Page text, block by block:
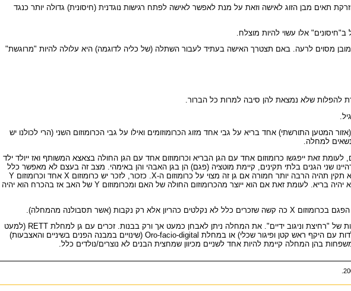
תאים מבן הזוג לאישה וזאת על מנת לאפשר לאישה לפתח רגישות נוגדנית (חיסונית) גדולה יותר כנגד
אלו עשוי להיות מוצלח.
מסוים לרעה. באם תצטרך האישה בעתיד לעבור השתלה (של כליה לדוגמה) היא עלולה להיות "מרוגשת"
להפלות שלא נמצאת להן סיבה למרות כל הברור.
התורשתי) אחד בריא על גבי אחד מזוג הכרומוזומים ואילו על גבי הכרומוזום השני (הרי לכולנו יש
מהמקרים ייפגשו שני הכרומוזומים התקינים בצאצא המשותף ואז ייוולד ילד בריא ולא נשא. בחצי (50%) מהמקרים, לעומת זאת ייפגשו כרומוזום אחד עם הגן הבריא וכרומוזום אחד עם הגן החולה בצאצא המשותף ואז ייולד ילד
הומוזיגוטיות לפגם, דהיינו שני הגנים בלתי תקינים, קיימת מוטציה (פגם) הן בגן האבהי והן באימהי. מצב זה בעצם לא מאפשר כלל
את התפתחותו של העובר. כתוצאה מכך לא נוצר הריון או שההריון נופל בשלבים כה מוקדמים עד שלא יודעים שהיה הריון. הבעיה של גן אחד לא תקין תהיה הרבה יותר חמורה אם גן זה מצוי על כרומוזום ה-X. כזכור, לזכר יש כרומוזום X אחד וכרומוזום Y
אחד. באם הגן הפגום מצוי על כרומוזום X אזי קימות שתי אפשרויות לצאצא ממין זכר. אם צאצא זה ייוצר מהכרומוזום הבריא של האם אז גם הוא יהיה בריא. לעומת זאת אם הוא ייוצר מהכרומוזום החולה של האם ומכרומוזום Y של האב אז בהכרח הוא יהיה
המתבטאות בפיגור שכלי, היקף ראש קטן, פרכוסים, ותנועות אופייניות של "רחיצת וניגוב ידיים". את המחלה ניתן לאבחן כמעט אך ורק בבנות. זכרים עם גן למחלת RETT (למעט
מקרים נדירים ביותר) לא שורדים ולא נקלטים בכלל כהריון. במחלות אחרות כגון Incontinentia Pigmenti (כתמים חומים אופיינים בעור אצל ילדות עם היקף ראש קטן ופיגור שכלי) או במחלת Oro-facio-digital (שינויים במבנה הפנים בשיניים והאצבעות)
בהן המחלה קיימת להיות אחד לשניים מכיוון שמחצית הבנים לא נוצרים/נולדים כלל.